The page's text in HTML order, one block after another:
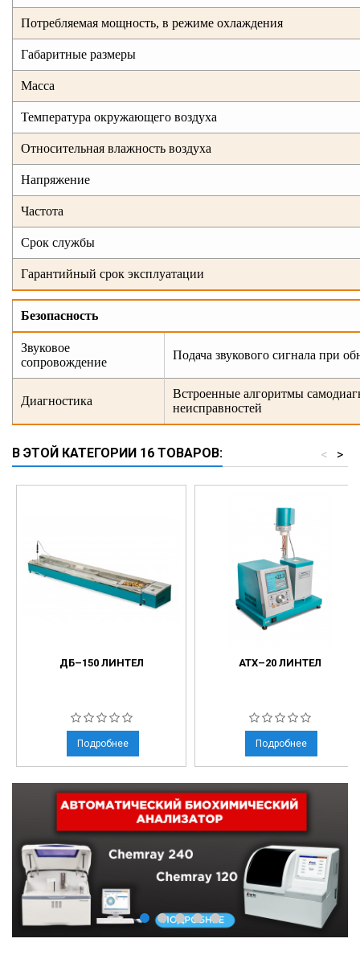
Потребляемая мощность, в режиме охлаждения
Габаритные размеры
Масса
Температура окружающего воздуха
Относительная влажность воздуха
Напряжение
Частота
Срок службы
Гарантийный срок эксплуатации
Безопасность
Звуковое
сопровождение
Подача звукового сигнала при
Диагностика
Встроенные алгоритмы
неисправностей
В ЭТОЙ КАТЕГОРИИ 16 ТОВАРОВ: >
<
ДБ–150 ЛИНТЕЛ
Подробнее
АТХ–20 ЛИНТЕЛ
Подробнее